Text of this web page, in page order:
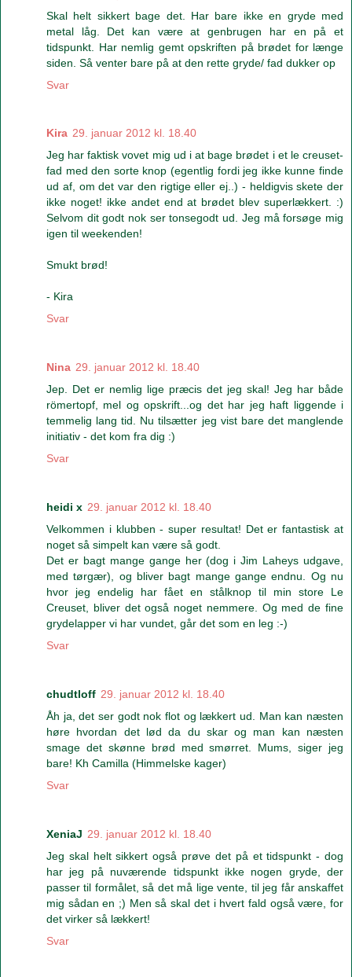
Skal helt sikkert bage det. Har bare ikke en gryde med
metal låg. Det kan være at genbrugen har en på et
tidspunkt. Har nemlig gemt opskriften på brødet for længe
siden. Så venter bare på at den rette gryde/ fad dukker op
Svar
Kira 29. januar 2012 kl. 18.40
Jeg har faktisk vovet mig ud i at bage brødet i et le creuset-
fad med den sorte knop (egentlig fordi jeg ikke kunne finde
ud af, om det var den rigtige eller ej..) - heldigvis skete der
ikke noget! ikke andet end at brødet blev superlækkert. :)
Selvom dit godt nok ser tonsegodt ud. Jeg må forsøge mig
igen til weekenden!
Smukt brød!
- Kira
Svar
Nina 29. januar 2012 kl. 18.40
Jep. Det er nemlig lige præcis det jeg skal! Jeg har både
römertopf, mel og opskrift...og det har jeg haft liggende i
temmelig lang tid. Nu tilsætter jeg vist bare det manglende
initiativ - det kom fra dig :)
Svar
heidi x 29. januar 2012 kl. 18.40
Velkommen i klubben - super resultat! Det er fantastisk at
noget så simpelt kan være så godt.
Det er bagt mange gange her (dog i Jim Laheys udgave,
med tørgær), og bliver bagt mange gange endnu. Og nu
hvor jeg endelig har fået en stålknop til min store Le
Creuset, bliver det også noget nemmere. Og med de fine
grydelapper vi har vundet, går det som en leg :-)
Svar
chudtloff 29. januar 2012 kl. 18.40
Åh ja, det ser godt nok flot og lækkert ud. Man kan næsten
høre hvordan det lød da du skar og man kan næsten
smage det skønne brød med smørret. Mums, siger jeg
bare! Kh Camilla (Himmelske kager)
Svar
XeniaJ 29. januar 2012 kl. 18.40
Jeg skal helt sikkert også prøve det på et tidspunkt - dog
har jeg på nuværende tidspunkt ikke nogen gryde, der
passer til formålet, så det må lige vente, til jeg får anskaffet
mig sådan en ;) Men så skal det i hvert fald også være, for
det virker så lækkert!
Svar